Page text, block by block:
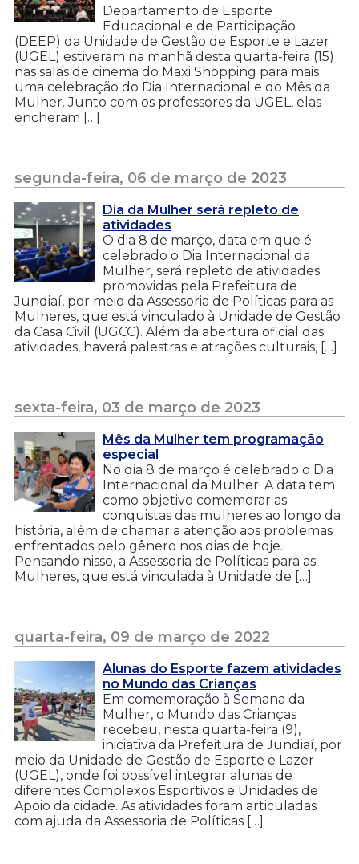
Departamento de Esporte
Educacional e de Participação
(DEEP) da Unidade de Gestão de Esporte e Lazer
(UGEL) estiveram na manhã desta quarta-feira (15)
nas salas de cinema do Maxi Shopping para mais
uma celebração do Dia Internacional e do Mês da
Mulher. Junto com os professores da UGEL, elas
encheram […]
segunda-feira, 06 de março de 2023
Dia da Mulher será repleto de
atividades
O dia 8 de março, data em que é
celebrado o Dia Internacional da
Mulher, será repleto de atividades
promovidas pela Prefeitura de
Jundiaí, por meio da Assessoria de Políticas para as
Mulheres, que está vinculado à Unidade de Gestão
da Casa Civil (UGCC). Além da abertura oficial das
atividades, haverá palestras e atrações culturais, […]
sexta-feira, 03 de março de 2023
Mês da Mulher tem programação
especial
No dia 8 de março é celebrado o Dia
Internacional da Mulher. A data tem
como objetivo comemorar as
conquistas das mulheres ao longo da
história, além de chamar a atenção aos problemas
enfrentados pelo gênero nos dias de hoje.
Pensando nisso, a Assessoria de Políticas para as
Mulheres, que está vinculada à Unidade de […]
quarta-feira, 09 de março de 2022
Alunas do Esporte fazem atividades
no Mundo das Crianças
Em comemoração à Semana da
Mulher, o Mundo das Crianças
recebeu, nesta quarta-feira (9),
iniciativa da Prefeitura de Jundiaí, por
meio da Unidade de Gestão de Esporte e Lazer
(UGEL), onde foi possível integrar alunas de
diferentes Complexos Esportivos e Unidades de
Apoio da cidade. As atividades foram articuladas
com ajuda da Assessoria de Políticas […]